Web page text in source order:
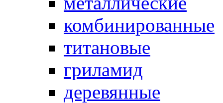
комбинированные
титановые
гриламид
деревянные